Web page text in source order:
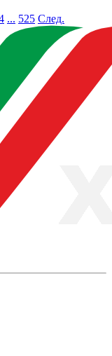
... 525 След.